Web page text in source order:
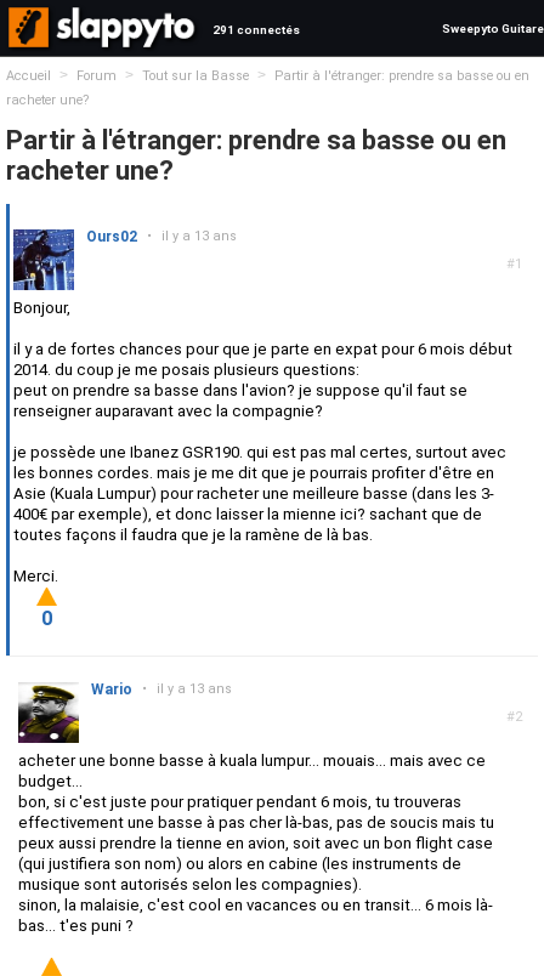
291 connectés Sweepyto Guitare
Accueil > Forum > Tout sur la Basse >
Partir à l'étranger: prendre sa basse ou en
racheter une?
Partir à l'étranger: prendre sa basse ou en
racheter une?
#1
Ours02 • il y a 13 ans
Bonjour,
il y a de fortes chances pour que je parte en expat pour 6 mois début
2014. du coup je me posais plusieurs questions:
peut on prendre sa basse dans l'avion? je suppose qu'il faut se
renseigner auparavant avec la compagnie?
je possède une Ibanez GSR190. qui est pas mal certes, surtout avec
les bonnes cordes. mais je me dit que je pourrais profiter d'être en
Asie (Kuala Lumpur) pour racheter une meilleure basse (dans les 3-
400€ par exemple), et donc laisser la mienne ici? sachant que de
toutes façons il faudra que je la ramène de là bas.
Merci.
0
#2
Wario • il y a 13 ans
acheter une bonne basse à kuala lumpur... mouais... mais avec ce
budget...
bon, si c'est juste pour pratiquer pendant 6 mois, tu trouveras
effectivement une basse à pas cher là-bas, pas de soucis mais tu
peux aussi prendre la tienne en avion, soit avec un bon flight case
(qui justifiera son nom) ou alors en cabine (les instruments de
musique sont autorisés selon les compagnies).
sinon, la malaisie, c'est cool en vacances ou en transit... 6 mois là-
bas... t'es puni ?